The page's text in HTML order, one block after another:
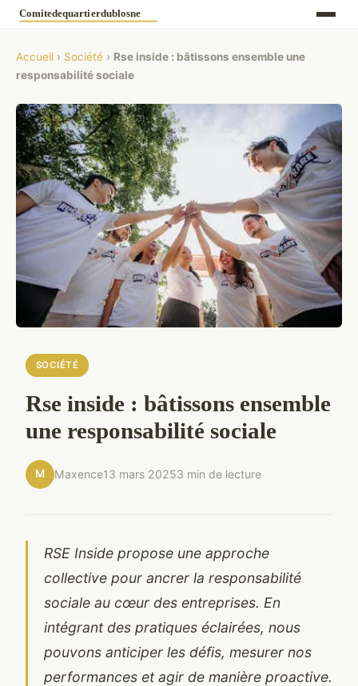
Accueil › Société › Rse inside : bâtissons ensemble une
responsabilité sociale
SOCIÉTÉ
Rse inside : bâtissons ensemble
une responsabilité sociale
M Maxence13 mars 20253 min de lecture
RSE Inside propose une approche
collective pour ancrer la responsabilité
sociale au cœur des entreprises. En
intégrant des pratiques éclairées, nous
pouvons anticiper les défis, mesurer nos
performances et agir de manière proactive.